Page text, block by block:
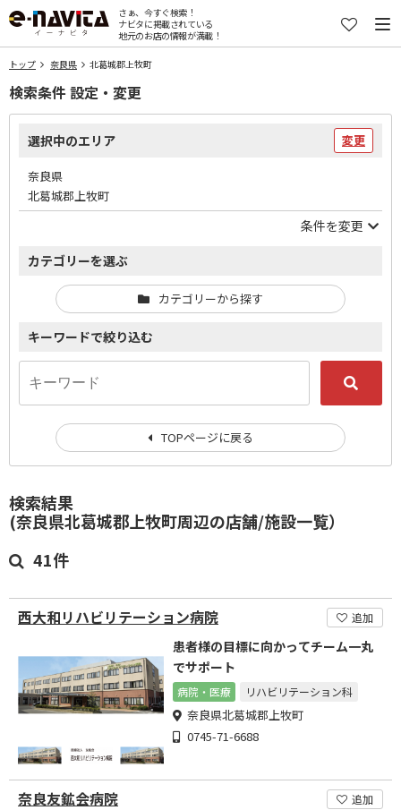
さぁ、今すぐ検索！
ナビタに掲載されている
地元のお店の情報が満載！
トップ 奈良県 北葛城郡上牧町
検索結果
(奈良県北葛城郡上牧町周辺の店舗/施設一覧）
41件
西大和リハビリテーション病院 追加
患者様の目標に向かってチーム一丸
でサポート
病院・医療 リハビリテーション科
奈良県北葛城郡上牧町
0745-71-6688
奈良友鉱会病院 追加
検索条件 設定・変更
選択中のエリア 変更
奈良県
北葛城郡上牧町
条件を変更
カテゴリーを選ぶ
カテゴリーから探す
キーワードで絞り込む
TOPページに戻る